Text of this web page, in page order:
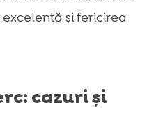
și fericirea
cazuri și